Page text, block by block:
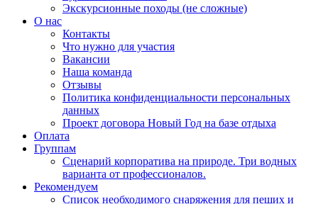
Экскурсионные походы (не сложные)
О нас
Контакты
Что нужно для участия
Вакансии
Наша команда
Отзывы
Политика конфиденциальности персональных
данных
Проект договора Новый Год на базе отдыха
Оплата
Группам
Сценарий корпоратива на природе. Три водных
варианта от профессионалов.
Рекомендуем
Список необходимого снаряжения для пеших и